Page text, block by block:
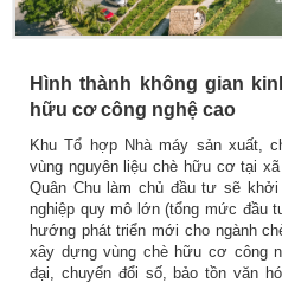
Hình thành không gian
hữu cơ công nghệ cao
Khu Tổ hợp Nhà máy sản xuất,
vùng nguyên liệu chè hữu cơ tại
Quân Chu làm chủ đầu tư sẽ
nghiệp quy mô lớn (tổng mức đầu
hướng phát triển mới cho ngành
xây dựng vùng chè hữu cơ công
đại, chuyển đổi số, bảo tồn văn